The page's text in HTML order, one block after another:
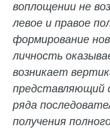
воплощении не
левое и правое
формирование
личность
возникает
представляющий
ряда
получения